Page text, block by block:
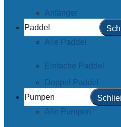
Anfänger
Paddel
Alle Paddel
Einfache Paddel
Doppel Paddel
Pumpen
Alle Pumpen